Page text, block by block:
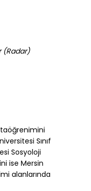
(Radar)
Sınıf
Sosyoloji
ise Mersin
alanlarında